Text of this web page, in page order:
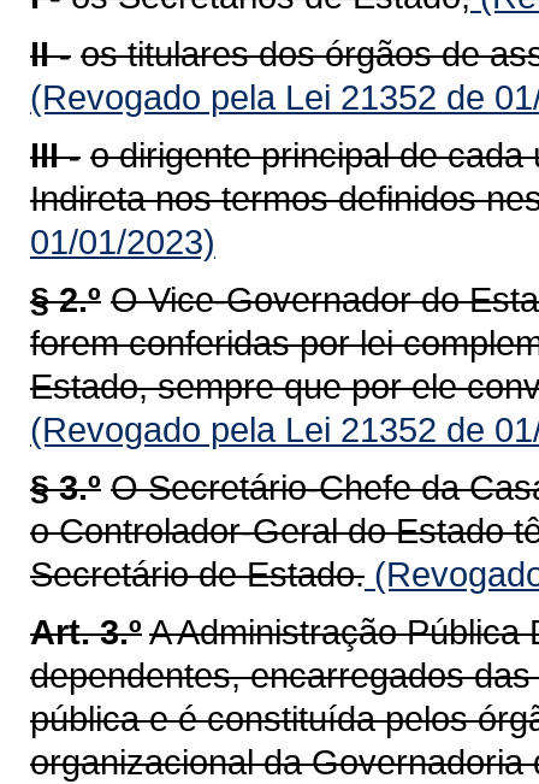
II - os titulares dos órgãos de
(Revogado pela Lei 21352 de
III - o dirigente principal de
Indireta nos termos definidos
01/01/2023)
§ 2.º O Vice-Governador do
forem conferidas por lei
Estado, sempre que por ele
(Revogado pela Lei 21352 de
§ 3.º O Secretário-Chefe da
o Controlador-Geral do Estado
Secretário de Estado.
Art. 3.ºA Administração
dependentes, encarregados
pública e é constituída pelos
organizacional da